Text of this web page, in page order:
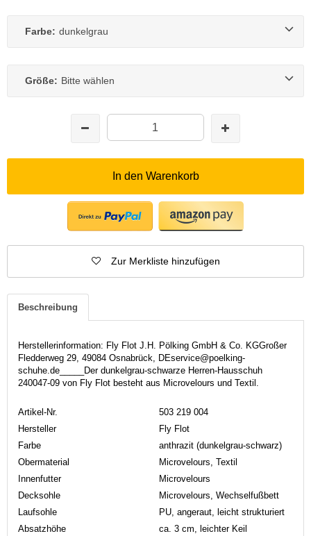
Farbe: dunkelgrau
Größe: Bitte wählen
In den Warenkorb
Zur Merkliste hinzufügen
Beschreibung
Herstellerinformation: Fly Flot J.H. Pölking GmbH & Co. KGGroßer
Fledderweg 29, 49084 Osnabrück, DEservice@poelking-
schuhe.de_____Der dunkelgrau-schwarze Herren-Hausschuh
240047-09 von Fly Flot besteht aus Microvelours und Textil.
Artikel-Nr.
503 219 004
Hersteller
Fly Flot
Farbe
anthrazit (dunkelgrau-schwarz)
Obermaterial
Microvelours, Textil
Innenfutter
Microvelours
Decksohle
Microvelours, Wechselfußbett
Laufsohle
PU, angeraut, leicht strukturiert
Absatzhöhe
ca. 3 cm, leichter Keil